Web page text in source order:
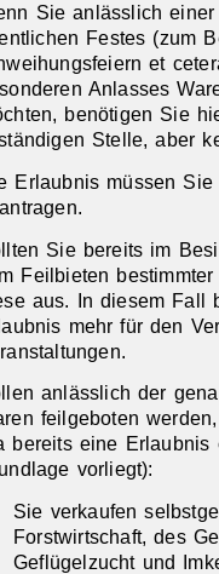
Sie anlässlich
Festes (zum
et
Anlasses
benötigen Sie
Stelle, aber
Erlaubnis müssen
Sie bereits im
Feilbieten
aus. In diesem Fall
mehr für den
anlässlich der
feilgeboten
bereits eine
vorliegt):
Sie verkaufen
Forstwirtschaft, des
Geflügelzucht und